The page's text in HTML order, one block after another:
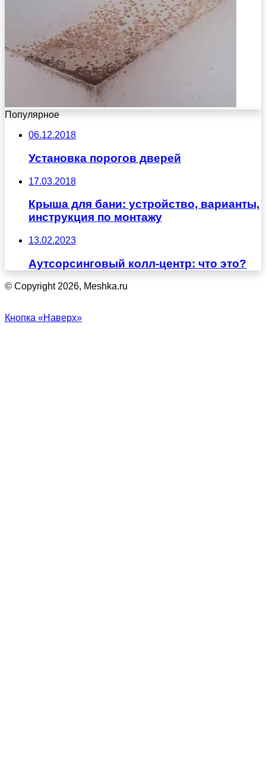
Популярное
06.12.2018
Установка порогов дверей
17.03.2018
Крыша для бани: устройство, варианты,
инструкция по монтажу
13.02.2023
Аутсорсинговый колл-центр: что это?
© Copyright 2026, Meshka.ru
Кнопка «Наверх»